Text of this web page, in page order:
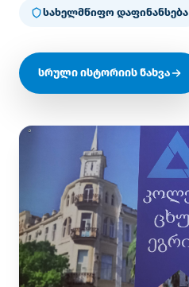
სახელმწიფო დაფინანსება
სრული ისტორიის ნახვა